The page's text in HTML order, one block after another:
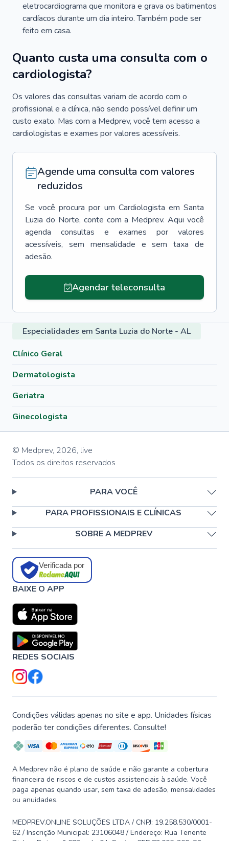
eletrocardiograma que monitora e grava os batimentos
cardíacos durante um dia inteiro. Também pode ser
feito em casa.
Quanto custa uma consulta com o
cardiologista?
Os valores das consultas variam de acordo com o
profissional e a clínica, não sendo possível definir um
custo exato. Mas com a Medprev, você tem acesso a
cardiologistas e exames por valores acessíveis.
Agende uma consulta com valores
reduzidos
Se você procura por um Cardiologista em Santa
Luzia do Norte, conte com a Medprev. Aqui você
agenda consultas e exames por valores
acessíveis, sem mensalidade e sem taxa de
adesão.
Agendar teleconsulta
Especialidades em Santa Luzia do Norte - AL
Clínico Geral
Dermatologista
Geriatra
Ginecologista
© Medprev, 2026, live
Todos os direitos reservados
PARA VOCÊ
PARA PROFISSIONAIS E CLÍNICAS
SOBRE A MEDPREV
Verificada por
BAIXE O APP
REDES SOCIAIS
Condições válidas apenas no site e app. Unidades físicas
poderão ter condições diferentes. Consulte!
A Medprev não é plano de saúde e não garante a cobertura
financeira de riscos e de custos assistenciais à saúde. Você
paga apenas quando usar, sem taxa de adesão, mensalidades
ou anuidades.
MEDPREV.ONLINE SOLUÇÕES LTDA / CNPJ: 19.258.530/0001-
62 / Inscrição Municipal: 23106048 / Endereço: Rua Tenente